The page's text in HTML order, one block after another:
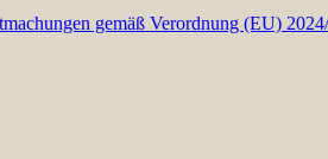
gemäß Verordnung (EU)